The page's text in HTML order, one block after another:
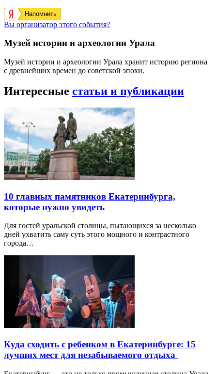
Напомнить
Вы организатор этого события?
Музей истории и археологии Урала
Музей истории и археологии Урала хранит историю региона
с древнейших времен до советской эпохи.
Интересные статьи и публикации
10 главных памятников Екатеринбурга,
которые нужно увидеть
Для гостей уральской столицы, пытающихся за несколько
дней ухватить саму суть этого мощного и контрастного
города…
Куда сходить с ребенком в Екатеринбурге: 15
лучших мест для незабываемого отдыха